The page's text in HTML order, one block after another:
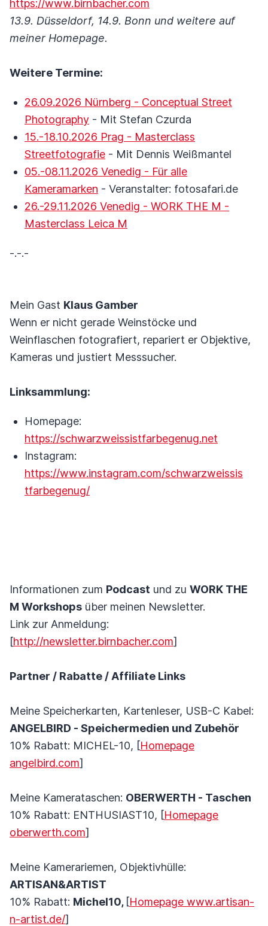
https://www.birnbacher.com
13.9. Düsseldorf, 14.9. Bonn und weitere auf
meiner Homepage.
Weitere Termine:
26.09.2026 Nürnberg - Conceptual Street
Photography - Mit Stefan Czurda
15.-18.10.2026 Prag - Masterclass
Streetfotografie - Mit Dennis Weißmantel
05.-08.11.2026 Venedig - Für alle
Kameramarken - Veranstalter: fotosafari.de
26.-29.11.2026 Venedig - WORK THE M -
Masterclass Leica M
-.-.-
Mein Gast Klaus Gamber
Wenn er nicht gerade Weinstöcke und
Weinflaschen fotografiert, repariert er Objektive,
Kameras und justiert Messsucher.
Linksammlung:
Homepage:
https://schwarzweissistfarbegenug.net
Instagram:
https://www.instagram.com/schwarzweissis
tfarbegenug/
Informationen zum Podcast und zu WORK THE
M Workshops über meinen Newsletter.
Link zur Anmeldung:
[http://newsletter.birnbacher.com]
Partner / Rabatte / Affiliate Links
Meine Speicherkarten, Kartenleser, USB-C Kabel:
ANGELBIRD - Speichermedien und Zubehör
10% Rabatt: MICHEL-10, [Homepage
angelbird.com]
Meine Kamerataschen: OBERWERTH - Taschen
10% Rabatt: ENTHUSIAST10, [Homepage
oberwerth.com]
Meine Kamerariemen, Objektivhülle:
ARTISAN&ARTIST
10% Rabatt: Michel10, [Homepage www.artisan-
n-artist.de/]